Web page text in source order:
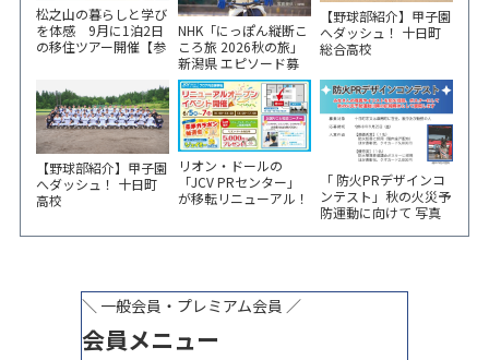
松之山の暮らしと学び
を体感 9月に1泊2日
の移住ツアー開催【参
NHK「にっぽん縦断こ
ころ旅 2026秋の旅」
新潟県 エピソード募
集中！
【野球部紹介】甲子園
へダッシュ！ 十日町
総合高校
【野球部紹介】甲子園
へダッシュ！ 十日町
高校
リオン・ドールの
「JCV PRセンター」
が移転リニューアル！
「 防火PRデザインコ
ンテスト」秋の火災予
防運動に向けて 写真